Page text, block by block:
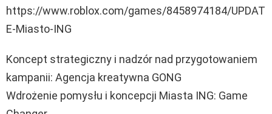
https://www.roblox.com/games/8458974184/UPDAT
E-Miasto-ING
Koncept strategiczny i nadzór nad przygotowaniem
kampanii: Agencja kreatywna GONG
Wdrożenie pomysłu i koncepcji Miasta ING: Game